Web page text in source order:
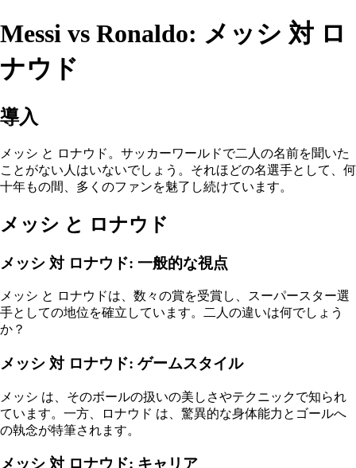
Messi vs Ronaldo: メッシ 対 ロ
ナウド
導入
メッシ と ロナウド。サッカーワールドで二人の名前を聞いた
ことがない人はいないでしょう。それほどの名選手として、何
十年もの間、多くのファンを魅了し続けています。
メッシ と ロナウド
メッシ 対 ロナウド: 一般的な視点
メッシ と ロナウドは、数々の賞を受賞し、スーパースター選
手としての地位を確立しています。二人の違いは何でしょう
か？
メッシ 対 ロナウド: ゲームスタイル
メッシ は、そのボールの扱いの美しさやテクニックで知られ
ています。一方、ロナウド は、驚異的な身体能力とゴールへ
の執念が特筆されます。
メッシ 対 ロナウド: キャリア